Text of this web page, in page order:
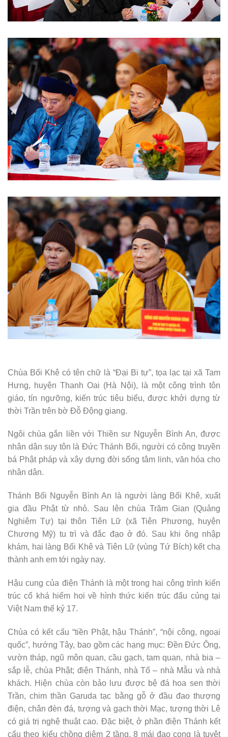
Chùa Bối Khê có tên chữ là “Đại Bi tự”, tọa lạc tại xã Tam
Hưng, huyện Thanh Oai (Hà Nội), là một công trình tôn
giáo, tín ngưỡng, kiến trúc tiêu biểu, được khởi dựng từ
thời Trần trên bờ Đỗ Động giang.
Ngôi chùa gắn liền với Thiền sư Nguyễn Bình An, được
nhân dân suy tôn là Đức Thánh Bối, người có công truyền
bá Phật pháp và xây dựng đời sống tâm linh, văn hóa cho
nhân dân.
Thánh Bối Nguyễn Bình An là người làng Bối Khê, xuất
gia đầu Phật từ nhỏ. Sau lên chùa Trăm Gian (Quảng
Nghiêm Tự) tại thôn Tiên Lữ (xã Tiên Phương, huyện
Chương Mỹ) tu trì và đắc đạo ở đó. Sau khi ông nhập
khám, hai làng Bối Khê và Tiên Lữ (vùng Tứ Bích) kết chạ
thành anh em tới ngày nay.
Hậu cung của điện Thánh là một trong hai công trình kiến
trúc cổ khá hiếm hoi về hình thức kiến trúc đấu củng tại
Việt Nam thế kỷ 17.
Chùa có kết cấu “tiền Phật, hậu Thánh”, “nội công, ngoại
quốc”, hướng Tây, bao gồm các hạng mục: Đền Đức Ông,
vườn tháp, ngũ môn quan, cầu gạch, tam quan, nhà bia –
sắp lễ, chùa Phật; điện Thánh, nhà Tổ – nhà Mẫu và nhà
khách. Hiện chùa còn bảo lưu được bệ đá hoa sen thời
Trần, chim thần Garuda tạc bằng gỗ ở đầu đao thượng
điện, chân đèn đá, tượng và gạch thời Mạc, tượng thời Lê
có giá trị nghệ thuật cao. Đặc biệt, ở phần điện Thánh kết
cấu theo kiểu chồng diêm 2 tầng, 8 mái đao cong là tuyệt